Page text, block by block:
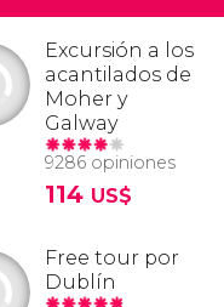
Excursión a los
acantilados de
Moher y
Galway
9286 opiniones
114 US$
Free tour por
Dublín